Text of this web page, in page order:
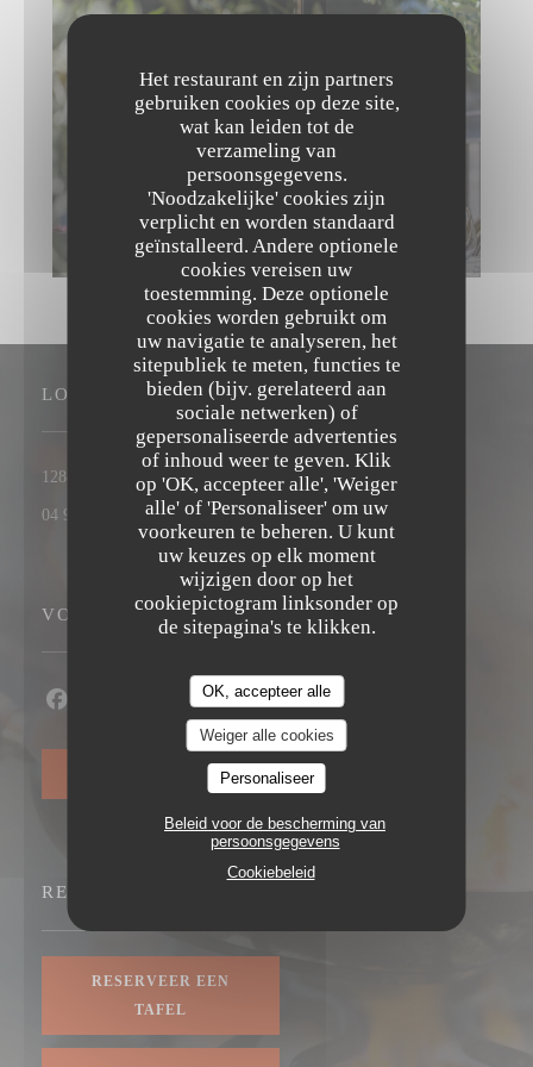
Het restaurant en zijn partners
gebruiken cookies op deze site,
wat kan leiden tot de
verzameling van
persoonsgegevens.
'Noodzakelijke' cookies zijn
verplicht en worden standaard
geïnstalleerd. Andere optionele
cookies vereisen uw
toestemming. Deze optionele
cookies worden gebruikt om
uw navigatie te analyseren, het
sitepubliek te meten, functies te
bieden (bijv. gerelateerd aan
sociale netwerken) of
gepersonaliseerde advertenties
of inhoud weer te geven. Klik
op 'OK, accepteer alle', 'Weiger
alle' of 'Personaliseer' om uw
voorkeuren te beheren. U kunt
uw keuzes op elk moment
wijzigen door op het
cookiepictogram linksonder op
de sitepagina's te klikken.
OK, accepteer alle
Weiger alle cookies
Personaliseer
Beleid voor de bescherming van
persoonsgegevens
Cookiebeleid
LOCATIE
1288 Route de Cannes 06560 Valbonne((opent in een nieuw venster))
04 93 75 12 56
VOLG ONS
Facebook ((opent in een nieuw venster))
Instagram ((opent in een nieuw venster))
RESERVERING
RESERVEER EEN
TAFEL
Trattoria Quattro